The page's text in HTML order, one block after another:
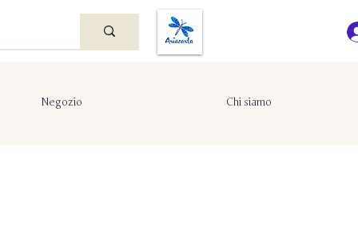
Negozio Chi siamo